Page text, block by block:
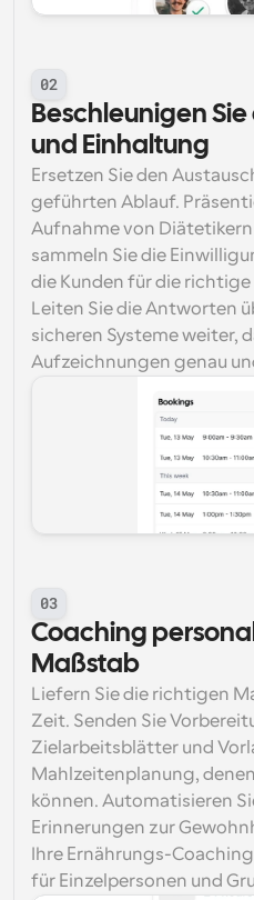
02
Beschleunigen
und Einhaltung
Ersetzen Sie den
geführten Ablauf.
Aufnahme von
sammeln Sie die
die Kunden für die
Leiten Sie die Antworten
sicheren Systeme weiter,
Aufzeichnungen genau
03
Coaching
Maßstab
Liefern Sie die richtigen
Zeit. Senden Sie
Zielarbeitsblätter und
Mahlzeitenplanung,
können. Automatisieren
Erinnerungen zur
Ihre Ernährungs-
für Einzelpersonen und